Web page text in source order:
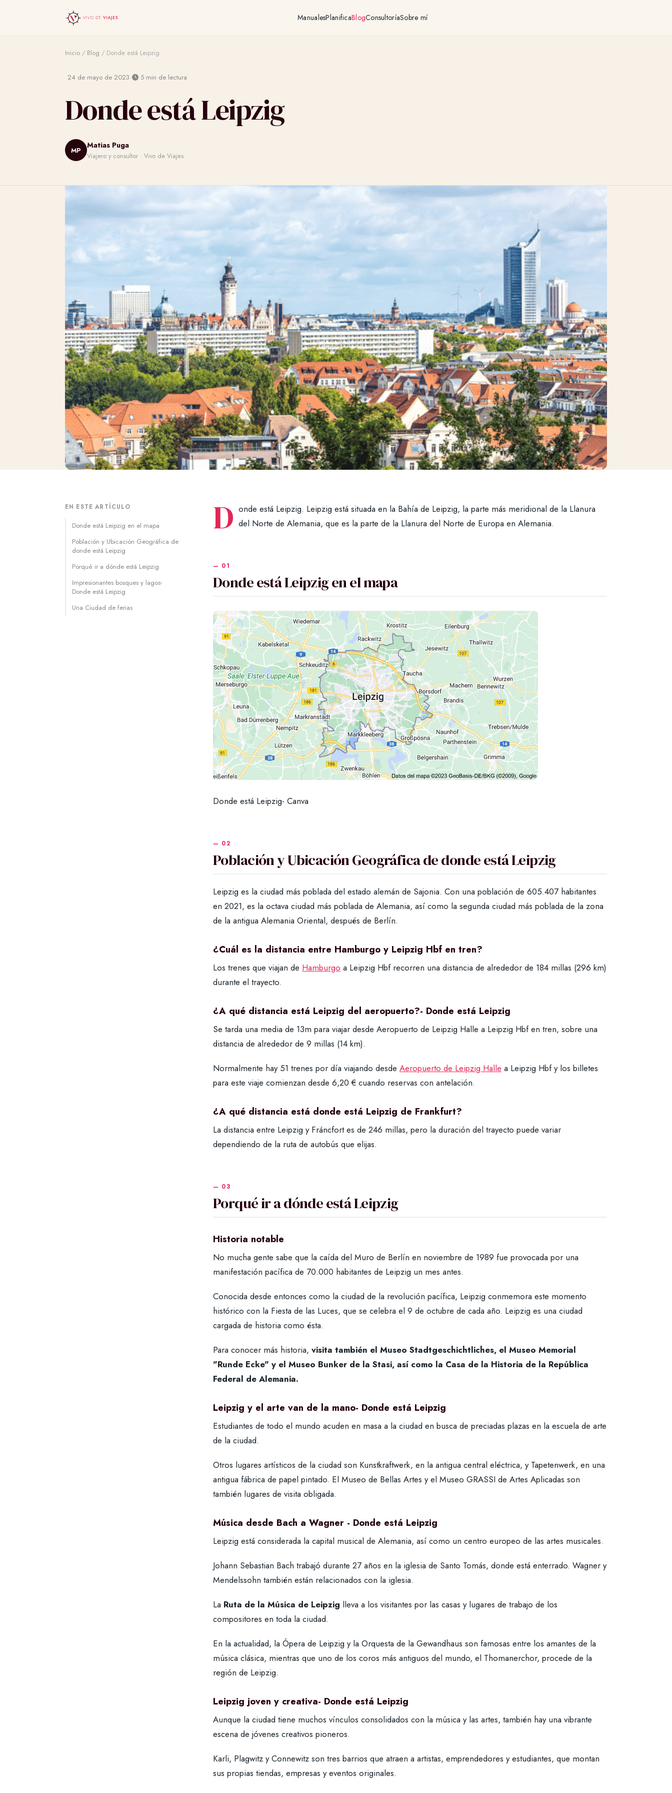
ManualesPlanificaBlogConsultoríaSobre mí
Inicio / Blog / Donde está Leipzig
·24 de mayo de 2023· 5 min de lectura
Donde está Leipzig
MP
Matias Puga
Viajero y consultor · Vivo de Viajes
EN ESTE ARTÍCULO
Donde está Leipzig en el mapa
Población y Ubicación Geográfica de
donde está Leipzig
Porqué ir a dónde está Leipzig
Impresionantes bosques y lagos-
Donde está Leipzig
Una Ciudad de ferias
D onde está Leipzig. Leipzig está situada en la Bahía de Leipzig, la parte más meridional de la Llanura
del Norte de Alemania, que es la parte de la Llanura del Norte de Europa en Alemania.
Donde está Leipzig en el mapa
Donde está Leipzig- Canva
Población y Ubicación Geográfica de donde está Leipzig
Leipzig es la ciudad más poblada del estado alemán de Sajonia. Con una población de 605.407 habitantes
en 2021, es la octava ciudad más poblada de Alemania, así como la segunda ciudad más poblada de la zona
de la antigua Alemania Oriental, después de Berlín.
¿Cuál es la distancia entre Hamburgo y Leipzig Hbf en tren?
Los trenes que viajan de Hamburgo a Leipzig Hbf recorren una distancia de alrededor de 184 millas (296 km)
durante el trayecto.
¿A qué distancia está Leipzig del aeropuerto?- Donde está Leipzig
Se tarda una media de 13m para viajar desde Aeropuerto de Leipzig Halle a Leipzig Hbf en tren, sobre una
distancia de alrededor de 9 millas (14 km).
Normalmente hay 51 trenes por día viajando desde Aeropuerto de Leipzig Halle a Leipzig Hbf y los billetes
para este viaje comienzan desde 6,20 € cuando reservas con antelación.
¿A qué distancia está donde está Leipzig de Frankfurt?
La distancia entre Leipzig y Fráncfort es de 246 millas, pero la duración del trayecto puede variar
dependiendo de la ruta de autobús que elijas.
Porqué ir a dónde está Leipzig
Historia notable
No mucha gente sabe que la caída del Muro de Berlín en noviembre de 1989 fue provocada por una
manifestación pacífica de 70.000 habitantes de Leipzig un mes antes.
Conocida desde entonces como la ciudad de la revolución pacífica, Leipzig conmemora este momento
histórico con la Fiesta de las Luces, que se celebra el 9 de octubre de cada año. Leipzig es una ciudad
cargada de historia como ésta.
Para conocer más historia, visita también el Museo Stadtgeschichtliches, el Museo Memorial
"Runde Ecke" y el Museo Bunker de la Stasi, así como la Casa de la Historia de la República
Federal de Alemania.
Leipzig y el arte van de la mano- Donde está Leipzig
Estudiantes de todo el mundo acuden en masa a la ciudad en busca de preciadas plazas en la escuela de arte
de la ciudad.
Otros lugares artísticos de la ciudad son Kunstkraftwerk, en la antigua central eléctrica, y Tapetenwerk, en una
antigua fábrica de papel pintado. El Museo de Bellas Artes y el Museo GRASSI de Artes Aplicadas son
también lugares de visita obligada.
Música desde Bach a Wagner - Donde está Leipzig
Leipzig está considerada la capital musical de Alemania, así como un centro europeo de las artes musicales.
Johann Sebastian Bach trabajó durante 27 años en la iglesia de Santo Tomás, donde está enterrado. Wagner y
Mendelssohn también están relacionados con la iglesia.
La Ruta de la Música de Leipzig lleva a los visitantes por las casas y lugares de trabajo de los
compositores en toda la ciudad.
En la actualidad, la Ópera de Leipzig y la Orquesta de la Gewandhaus son famosas entre los amantes de la
música clásica, mientras que uno de los coros más antiguos del mundo, el Thomanerchor, procede de la
región de Leipzig.
Leipzig joven y creativa- Donde está Leipzig
Aunque la ciudad tiene muchos vínculos consolidados con la música y las artes, también hay una vibrante
escena de jóvenes creativos pioneros.
Karli, Plagwitz y Connewitz son tres barrios que atraen a artistas, emprendedores y estudiantes, que montan
sus propias tiendas, empresas y eventos originales.